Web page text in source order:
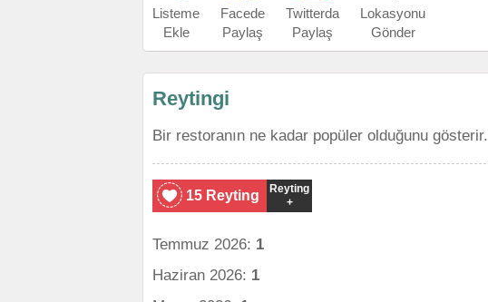
Listeme
Ekle
Facede
Paylaş
Twitterda
Paylaş
Lokasyonu
Gönder
Reytingi
Bir restoranın ne kadar popüler olduğunu gösterir.
15 Reyting
Reyting
+
Temmuz 2026: 1
Haziran 2026: 1